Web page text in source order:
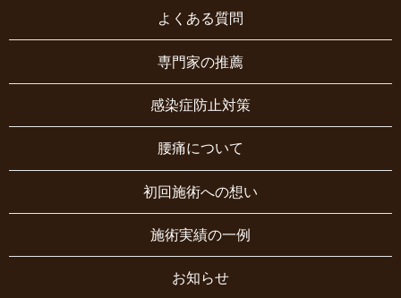
よくある質問
専門家の推薦
感染症防止対策
腰痛について
初回施術への想い
施術実績の一例
お知らせ